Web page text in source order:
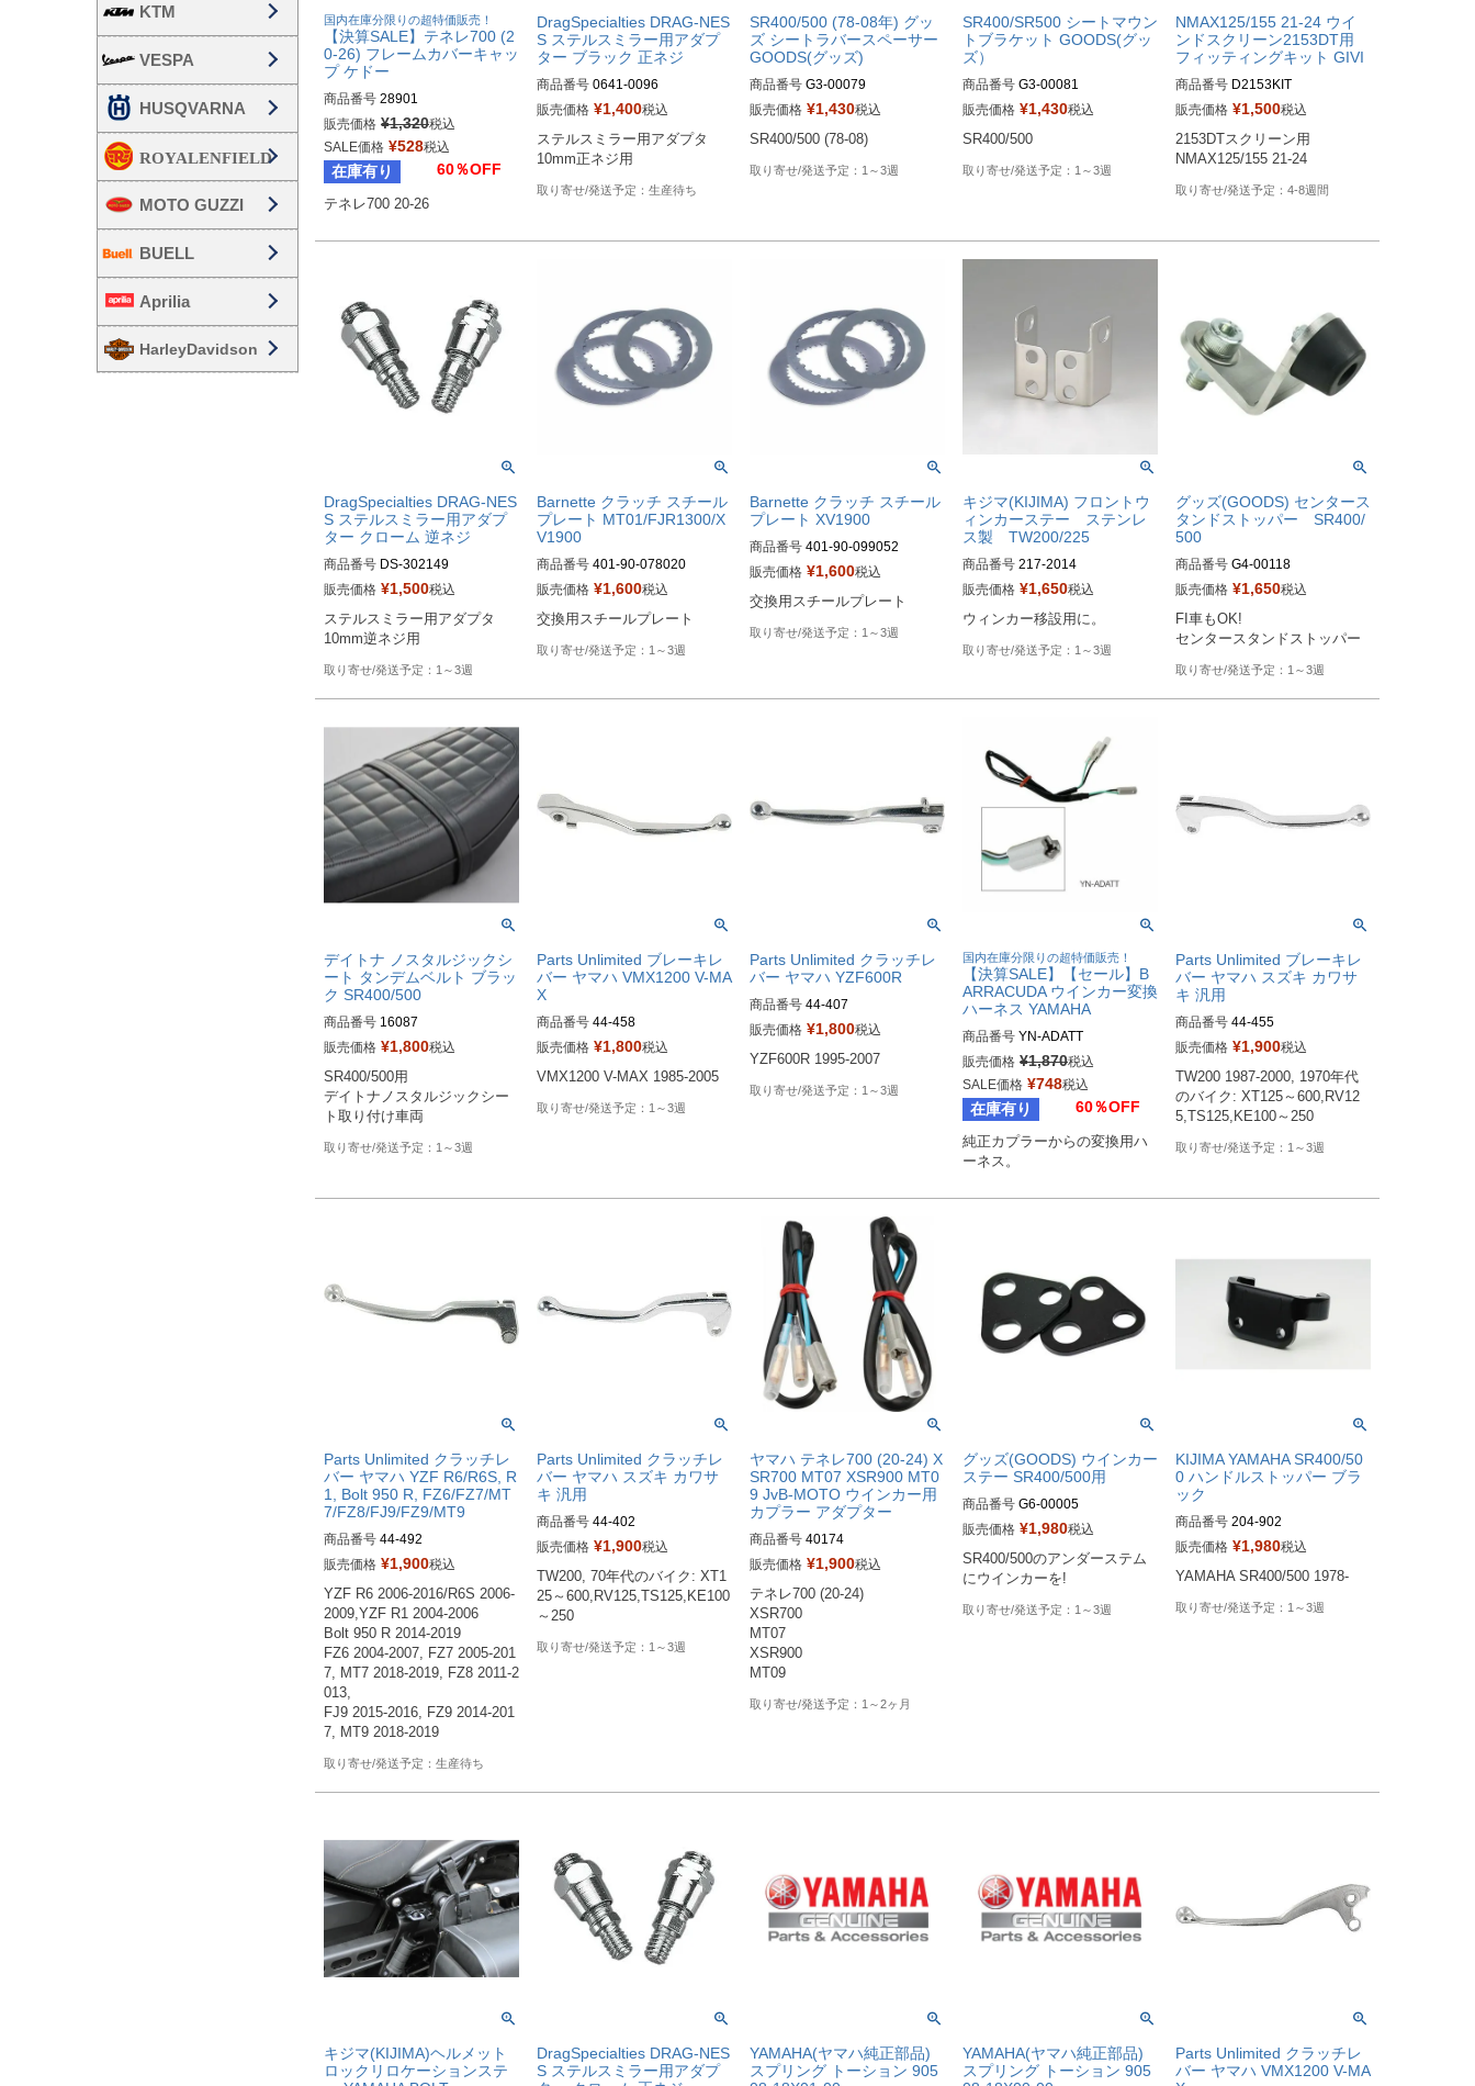
KTM
VESPA
HUSQVARNA
MOTO GUZZI
BUELL
Aprilia
HarleyDavidson
国内在庫分限りの超特価販売！
【決算SALE】テネレ700 (2
0-26) フレームカバーキャッ
プ ケドー
商品番号 28901
販売価格 ¥1,320税込
SALE価格 ¥528税込
在庫有り 60％OFF
テネレ700 20-26
DragSpecialties DRAG-NES
S ステルスミラー用アダプ
ター ブラック 正ネジ
商品番号 0641-0096
販売価格 ¥1,400税込
ステルスミラー用アダプタ
10mm正ネジ用
生産待ち
SR400/500 (78-08年) グッ
ズ シートラバースペーサー
GOODS(グッズ)
商品番号 G3-00079
販売価格 ¥1,430税込
SR400/500 (78-08)
1～3週
SR400/SR500 シートマウン
トブラケット GOODS(グッ
ズ）
商品番号 G3-00081
販売価格 ¥1,430税込
SR400/500
1～3週
NMAX125/155 21-24 ウイ
ンドスクリーン2153DT用
フィッティングキット GIVI
商品番号 D2153KIT
販売価格 ¥1,500税込
2153DTスクリーン用
NMAX125/155 21-24
4-8週間
DragSpecialties DRAG-NES
S ステルスミラー用アダプ
ター クローム 逆ネジ
商品番号 DS-302149
販売価格 ¥1,500税込
ステルスミラー用アダプタ
10mm逆ネジ用
1～3週
Barnette クラッチ スチール
プレート MT01/FJR1300/X
V1900
商品番号 401-90-078020
販売価格 ¥1,600税込
交換用スチールプレート
1～3週
Barnette クラッチ スチール
プレート XV1900
商品番号 401-90-099052
販売価格 ¥1,600税込
交換用スチールプレート
1～3週
キジマ(KIJIMA) フロントウ
ィンカーステー ステンレ
ス製 TW200/225
商品番号 217-2014
販売価格 ¥1,650税込
ウィンカー移設用に。
1～3週
グッズ(GOODS) センタース
タンドストッパー SR400/
500
商品番号 G4-00118
販売価格 ¥1,650税込
FI車もOK!
センタースタンドストッパー
1～3週
デイトナ ノスタルジックシ
ート タンデムベルト ブラッ
ク SR400/500
商品番号 16087
PLOT型番：P097-8752
販売価格 ¥1,800税込
SR400/500用
デイトナノスタルジックシー
ト取り付け車両
1～3週
Parts Unlimited ブレーキレ
バー ヤマハ VMX1200 V-MA
X
商品番号 44-458
販売価格 ¥1,800税込
VMX1200 V-MAX 1985-2005
1～3週
Parts Unlimited クラッチレ
バー ヤマハ YZF600R
商品番号 44-407
販売価格 ¥1,800税込
YZF600R 1995-2007
1～3週
国内在庫分限りの超特価販売！
【決算SALE】【セール】B
ARRACUDA ウインカー変換
ハーネス YAMAHA
商品番号 YN-ADATT
販売価格 ¥1,870税込
SALE価格 ¥748税込
在庫有り 60％OFF
純正カプラーからの変換用ハ
ーネス。
Parts Unlimited ブレーキレ
バー ヤマハ スズキ カワサ
キ 汎用
商品番号 44-455
販売価格 ¥1,900税込
TW200 1987-2000, 1970年代
のバイク: XT125～600,RV12
5,TS125,KE100～250
1～3週
Parts Unlimited クラッチレ
バー ヤマハ YZF R6/R6S, R
1, Bolt 950 R, FZ6/FZ7/MT
7/FZ8/FJ9/FZ9/MT9
商品番号 44-492
販売価格 ¥1,900税込
YZF R6 2006-2016/R6S 2006-
2009,YZF R1 2004-2006
Bolt 950 R 2014-2019
FZ6 2004-2007, FZ7 2005-201
7, MT7 2018-2019, FZ8 2011-2
013,
FJ9 2015-2016, FZ9 2014-201
7, MT9 2018-2019
生産待ち
Parts Unlimited クラッチレ
バー ヤマハ スズキ カワサ
キ 汎用
商品番号 44-402
販売価格 ¥1,900税込
TW200, 70年代のバイク: XT1
25～600,RV125,TS125,KE100
～250
1～3週
ヤマハ テネレ700 (20-24) X
SR700 MT07 XSR900 MT0
9 JvB-MOTO ウインカー用
カプラー アダプター
商品番号 40174
販売価格 ¥1,900税込
テネレ700 (20-24)
XSR700
MT07
XSR900
MT09
1～2ヶ月
グッズ(GOODS) ウインカー
ステー SR400/500用
商品番号 G6-00005
販売価格 ¥1,980税込
SR400/500のアンダーステム
にウインカーを!
1～3週
KIJIMA YAMAHA SR400/50
0 ハンドルストッパー ブラ
ック
商品番号 204-902
販売価格 ¥1,980税込
YAMAHA SR400/500 1978-
1～3週
キジマ(KIJIMA)ヘルメット
ロックリロケーションステ
DragSpecialties DRAG-NES
S ステルスミラー用アダプ
YAMAHA(ヤマハ純正部品)
スプリング トーション 905
YAMAHA(ヤマハ純正部品)
スプリング トーション 905
Parts Unlimited クラッチレ
バー ヤマハ VMX1200 V-MA